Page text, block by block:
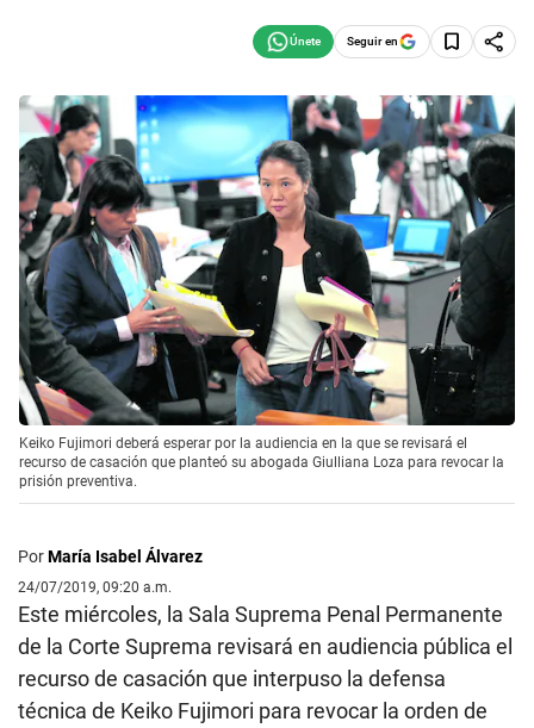
Seguir en
Keiko Fujimori deberá esperar por la audiencia en la que se revisará el
recurso de casación que planteó su abogada Giulliana Loza para revocar la
prisión preventiva.
PorMaría Isabel Álvarez
24/07/2019, 09:20 a.m.
Este miércoles, la Sala Suprema Penal Permanente
de la Corte Suprema revisará en audiencia pública el
recurso de casación que interpuso la defensa
técnica de Keiko Fujimori para revocar la orden de